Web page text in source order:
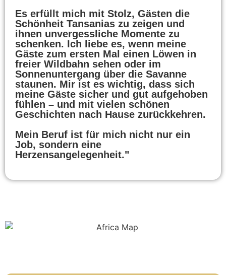
Es erfüllt mich mit Stolz, Gästen die
Schönheit Tansanias zu zeigen und
ihnen unvergessliche Momente zu
schenken. Ich liebe es, wenn meine
Gäste zum ersten Mal einen Löwen in
freier Wildbahn sehen oder im
Sonnenuntergang über die Savanne
staunen. Mir ist es wichtig, dass sich
meine Gäste sicher und gut aufgehoben
fühlen – und mit vielen schönen
Geschichten nach Hause zurückkehren.
Mein Beruf ist für mich nicht nur ein
Job, sondern eine
Herzensangelegenheit."